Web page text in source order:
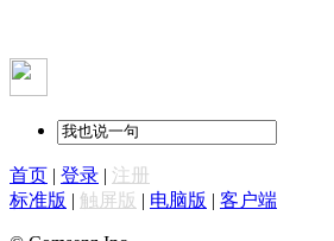
首页 | 登录 | 注册
标准版 | 触屏版 | 电脑版 | 客户端